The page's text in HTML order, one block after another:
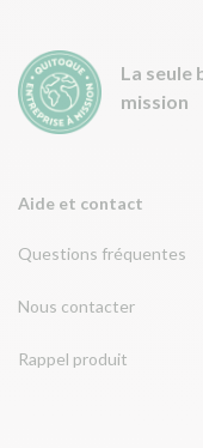
Aide et contact
Questions fréquentes
Nous contacter
Rappel produit
La seule
mission